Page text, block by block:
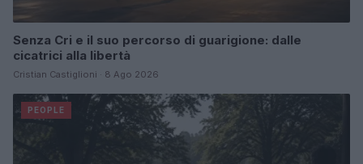
Senza Cri e il suo percorso di guarigione: dalle
cicatrici alla libertà
Cristian Castiglioni · 8 Ago 2026
PEOPLE